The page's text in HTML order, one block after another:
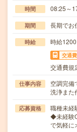
時間 08:25～
期間 長期でお
時給 時給
交通費
交通費規
仕事内容
空調完備
洗浄また
応募資格
職種未経
◆未経験
で気軽